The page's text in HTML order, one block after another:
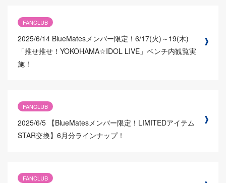
FANCLUB
2025/6/14 BlueMatesメンバー限定！6/17(火)～19(木)
「推せ推せ！YOKOHAMA☆IDOL LIVE」ベンチ内観覧実
施！
FANCLUB
2025/6/5 【BlueMatesメンバー限定！LIMITEDアイテム
STAR交換】6月分ラインナップ！
FANCLUB